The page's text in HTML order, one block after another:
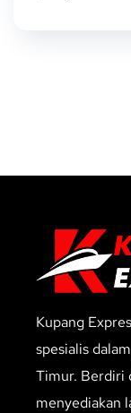
Kupang
spesialis
Timur. Berdiri
menyediakan